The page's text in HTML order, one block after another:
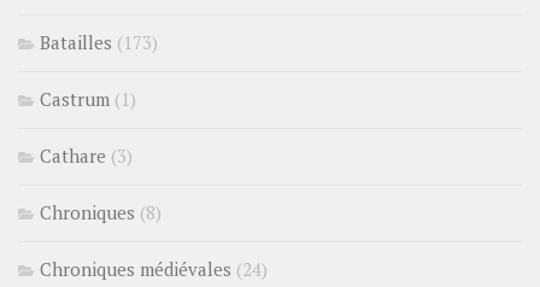
Batailles (173)
Castrum (1)
Cathare (3)
Chroniques (8)
Chroniques médiévales (24)